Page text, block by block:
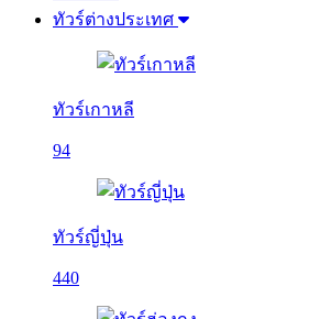
ทัวร์ต่างประเทศ
ทัวร์เกาหลี
94
ทัวร์ญี่ปุ่น
440